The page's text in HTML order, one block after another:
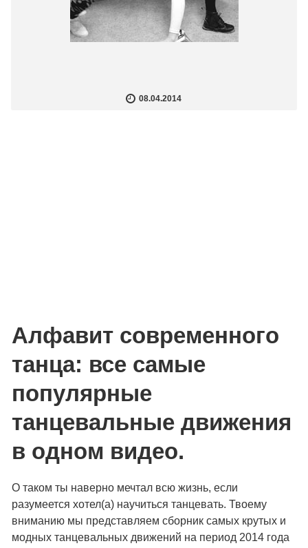
08.04.2014
Алфавит современного
танца: все самые
популярные
танцевальные движения
в одном видео.
О таком ты наверно мечтал всю жизнь, если
разумеется хотел(а) научиться танцевать. Твоему
вниманию мы представляем сборник самых крутых и
модных танцевальных движений на период 2014 года